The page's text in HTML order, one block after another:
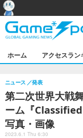
ホーム アクセスラン
第二次世界大戦
ーム『
写真・画像
ニュース 発表
2023.6.1 Thu 6:30